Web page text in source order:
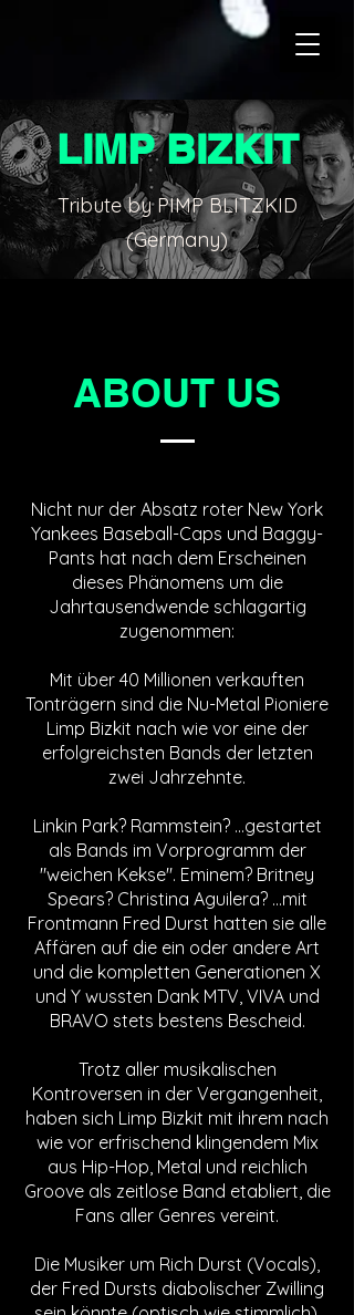
LIMP BIZKIT
Tribute by PIMP BLITZKID
(Germany)
ABOUT US
Nicht nur der Absatz roter New York
Yankees Baseball-Caps und Baggy-
Pants hat nach dem Erscheinen
dieses Phänomens um die
Jahrtausendwende schlagartig
zugenommen:
Mit über 40 Millionen verkauften
Tonträgern sind die Nu-Metal Pioniere
Limp Bizkit nach wie vor eine der
erfolgreichsten Bands der letzten
zwei Jahrzehnte.
Linkin Park? Rammstein? ...gestartet
als Bands im Vorprogramm der
"weichen Kekse". Eminem? Britney
Spears? Christina Aguilera? ...mit
Frontmann Fred Durst hatten sie alle
Affären auf die ein oder andere Art
und die kompletten Generationen X
und Y wussten Dank MTV, VIVA und
BRAVO stets bestens Bescheid.
Trotz aller musikalischen
Kontroversen in der Vergangenheit,
haben sich Limp Bizkit mit ihrem nach
wie vor erfrischend klingendem Mix
aus Hip-Hop, Metal und reichlich
Groove als zeitlose Band etabliert, die
Fans aller Genres vereint.
Die Musiker um Rich Durst (Vocals),
der Fred Dursts diabolischer Zwilling